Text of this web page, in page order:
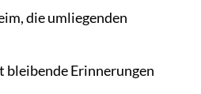
die umliegenden
bleibende Erinnerungen